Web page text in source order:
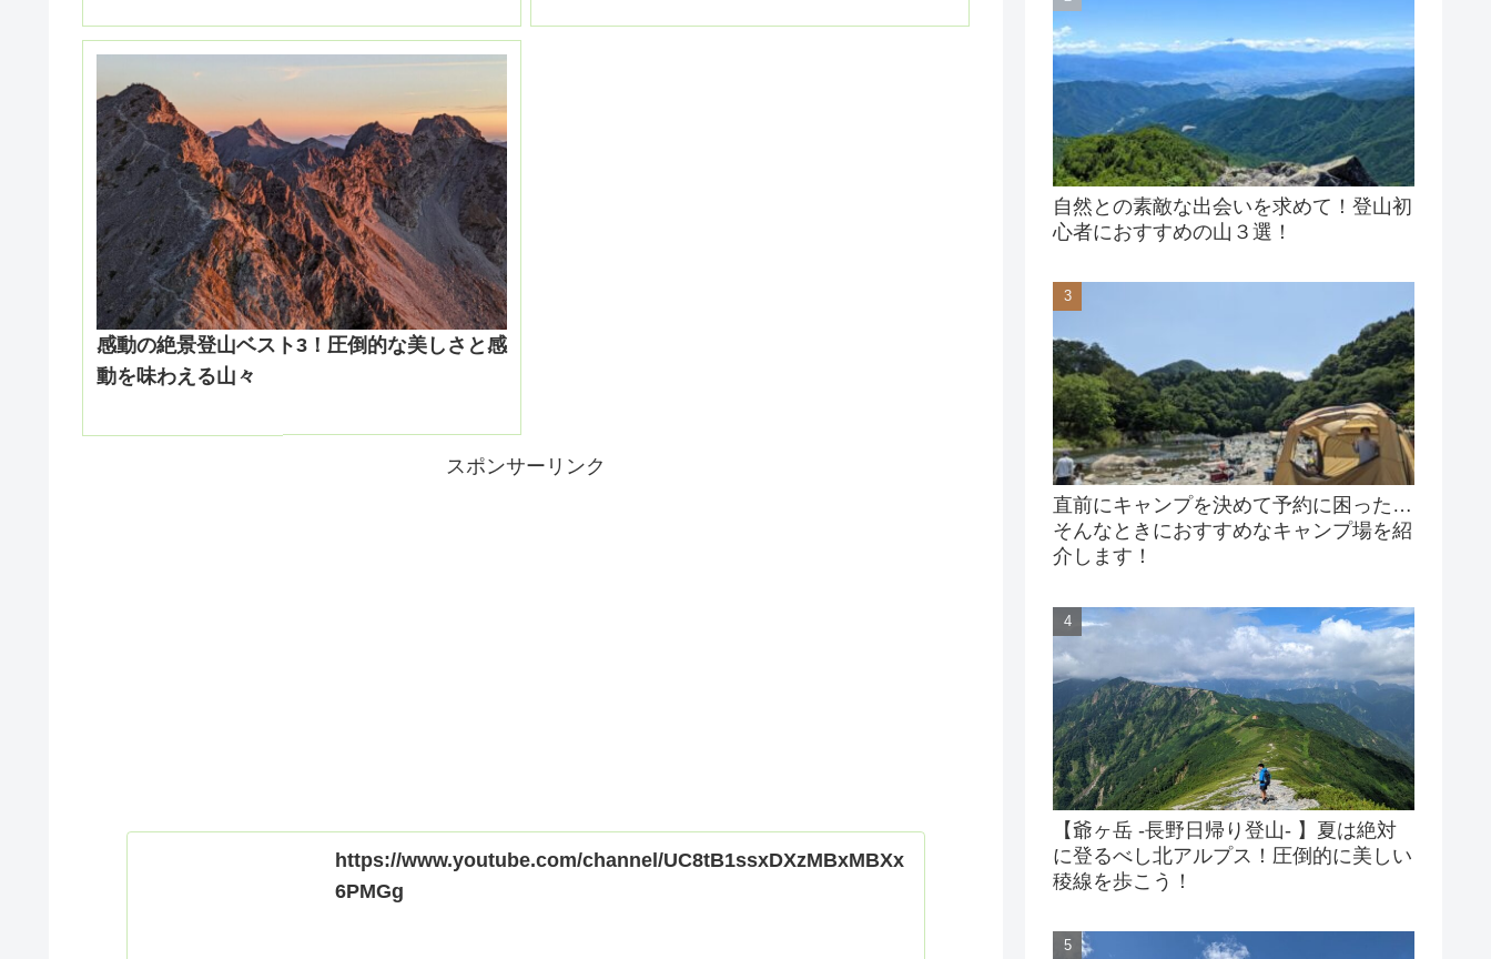
感動の絶景登山ベスト3！圧倒的な美しさと感
動を味わえる山々
スポンサーリンク
https://www.youtube.com/channel/UC8tB1ssxDXzMBxMBXx
6PMGg
自然との素敵な出会いを求めて！登山初
心者におすすめの山３選！
直前にキャンプを決めて予約に困った…
そんなときにおすすめなキャンプ場を紹
介します！
【爺ヶ岳 -長野日帰り登山- 】夏は絶対
に登るべし北アルプス！圧倒的に美しい
稜線を歩こう！